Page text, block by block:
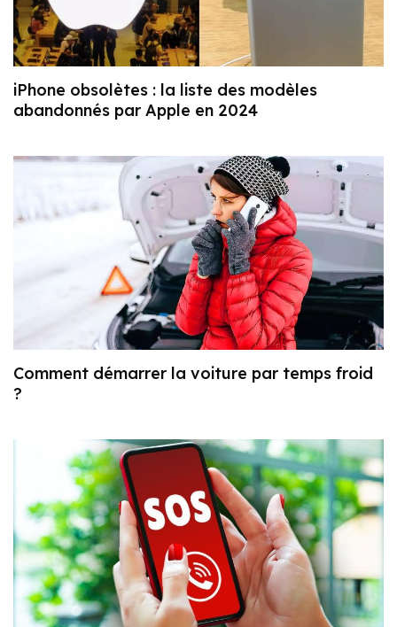
iPhone obsolètes : la liste des modèles
abandonnés par Apple en 2024
Comment démarrer la voiture par temps froid
?